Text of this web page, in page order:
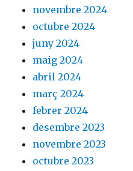
novembre 2024
octubre 2024
juny 2024
maig 2024
abril 2024
març 2024
febrer 2024
desembre 2023
novembre 2023
octubre 2023